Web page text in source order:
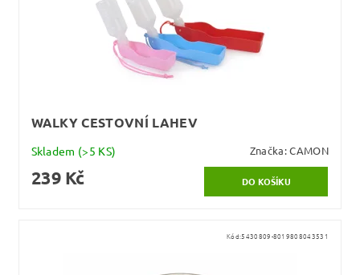
WALKY CESTOVNÍ LAHEV
Skladem (>5 KS) Značka:CAMON
239 Kč
Kód:5430809-8019808043531